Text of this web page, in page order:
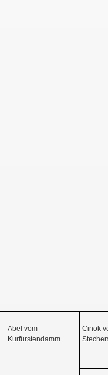
Abel vom
Kurfürstendamm
Cinok